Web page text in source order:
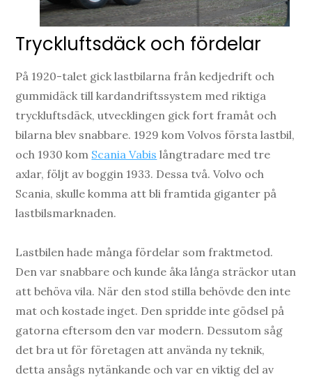
Tryckluftsdäck och fördelar
På 1920-talet gick lastbilarna från kedjedrift och
gummidäck till kardandriftssystem med riktiga
tryckluftsdäck, utvecklingen gick fort framåt och
bilarna blev snabbare. 1929 kom Volvos första lastbil,
och 1930 kom Scania Vabis långtradare med tre
axlar, följt av boggin 1933. Dessa två. Volvo och
Scania, skulle komma att bli framtida giganter på
lastbilsmarknaden.
Lastbilen hade många fördelar som fraktmetod.
Den var snabbare och kunde åka långa sträckor utan
att behöva vila. När den stod stilla behövde den inte
mat och kostade inget. Den spridde inte gödsel på
gatorna eftersom den var modern. Dessutom såg
det bra ut för företagen att använda ny teknik,
detta ansågs nytänkande och var en viktig del av